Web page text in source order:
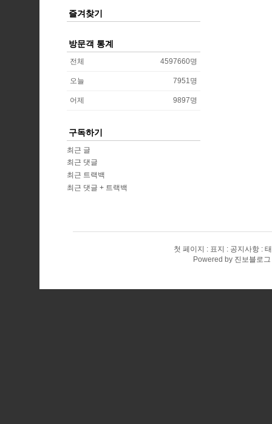
즐겨찾기
방문객 통계
전체 4597660명
오늘 7951 명
어제 9897명
구독하기
최근 글
최근 댓글
최근 트랙백
최근 댓글 + 트랙백
첫 페이지 표지 공지사항
Powered by 진보블로그